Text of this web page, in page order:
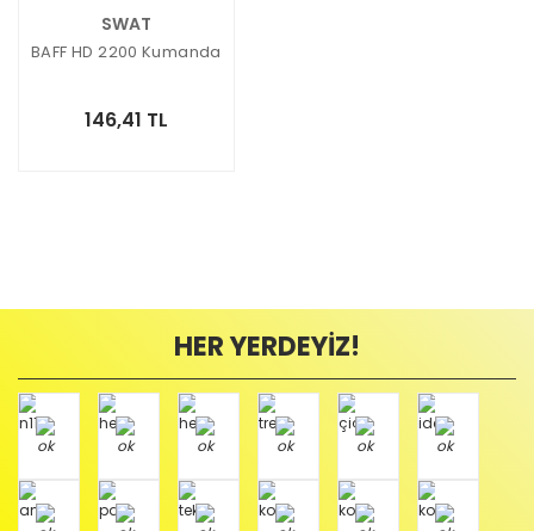
SWAT
BAFF HD 2200 Kumanda
146,41 TL
HER YERDEYİZ!